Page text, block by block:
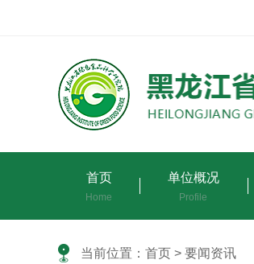
首页
Home
单位概况
Profile
当前位置： 首页 > 要闻资讯